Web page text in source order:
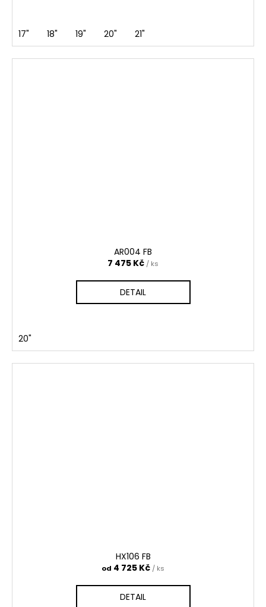
17" 18" 19" 20" 21"
AR004 FB
7 475 Kč / ks
DETAIL
20"
HX106 FB
od 4 725 Kč / ks
DETAIL